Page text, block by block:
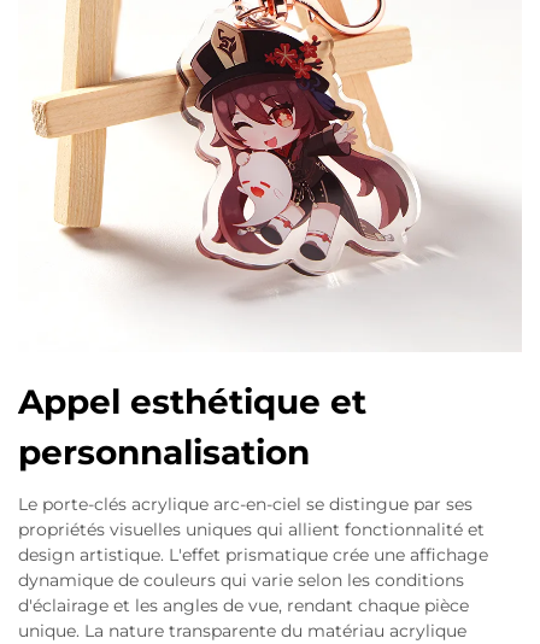
Appel esthétique et
personnalisation
Le porte-clés acrylique arc-en-ciel se distingue par ses
propriétés visuelles uniques qui allient fonctionnalité et
design artistique. L'effet prismatique crée une affichage
dynamique de couleurs qui varie selon les conditions
d'éclairage et les angles de vue, rendant chaque pièce
unique. La nature transparente du matériau acrylique